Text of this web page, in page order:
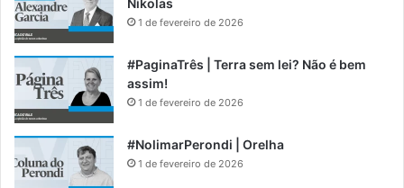
Nikolas
1 de fevereiro de 2026
#PaginaTrês | Terra sem lei? Não é bem
assim!
1 de fevereiro de 2026
#NolimarPerondi | Orelha
1 de fevereiro de 2026